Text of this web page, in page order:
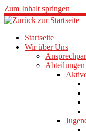
Zum Inhalt springen
Startseite
Wir über Uns
Abteilungen